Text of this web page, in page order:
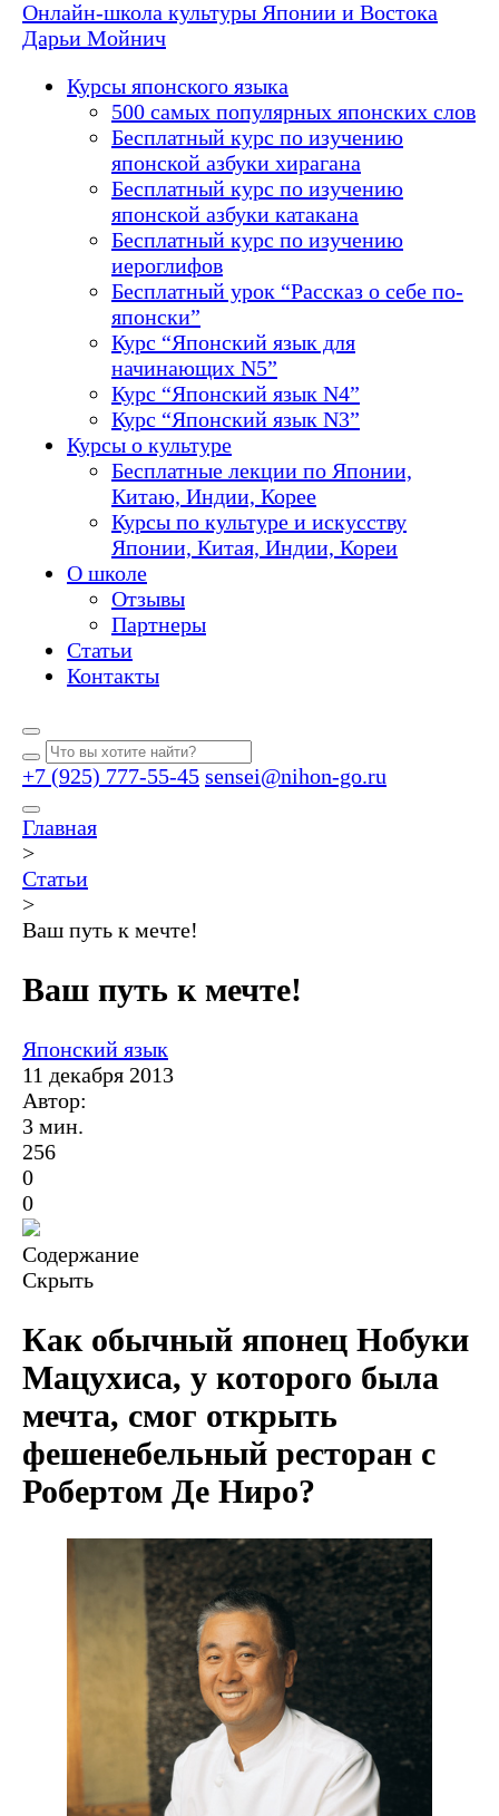
Онлайн-школа культуры Японии и Востока
Дарьи Мойнич
Курсы японского языка
500 самых популярных японских слов
Бесплатный курс по изучению
японской азбуки хирагана
Бесплатный курс по изучению
японской азбуки катакана
Бесплатный курс по изучению
иероглифов
Бесплатный урок “Рассказ о себе по-
японски”
Курс “Японский язык для
начинающих N5”
Курс “Японский язык N4”
Курс “Японский язык N3”
Курсы о культуре
Бесплатные лекции по Японии,
Китаю, Индии, Корее
Курсы по культуре и искусству
Японии, Китая, Индии, Кореи
О школе
Отзывы
Партнеры
Статьи
Контакты
+7 (925) 777-55-45 sensei@nihon-go.ru
Главная
>
Статьи
>
Ваш путь к мечте!
Ваш путь к мечте!
Японский язык
11 декабря 2013
Автор:
3 мин.
256
0
0
Содержание
Скрыть
Как обычный японец Нобуки
Мацухиса, у которого была
мечта, смог открыть
фешенебельный ресторан с
Робертом Де Ниро?